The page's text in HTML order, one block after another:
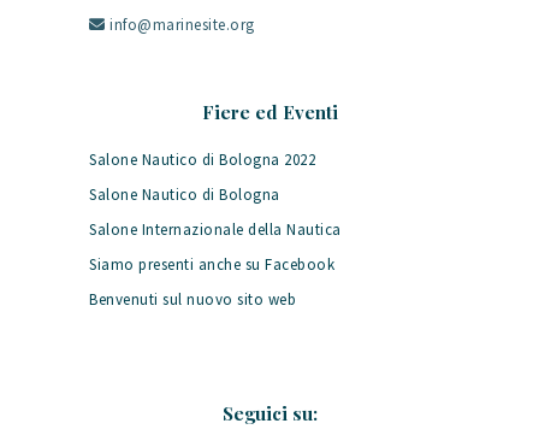
info@marinesite.org
Fiere ed Eventi
Salone Nautico di Bologna 2022
Salone Nautico di Bologna
Salone Internazionale della Nautica
Siamo presenti anche su Facebook
Benvenuti sul nuovo sito web
Seguici su: